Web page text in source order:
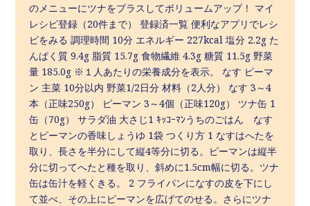
のメニューにツナをプラスしてボリュームアップ！ マイ
レシピ登録（20件まで） 登録済一覧 便利なアプリでレシ
ピをみる 調理時間 10分 エネルギー 227kcal 塩分 2.2g た
んぱく質 9.4g 脂質 15.7g 食物繊維 4.3g 糖質 11.5g 野菜
量 185.0g ※１人あたりの栄養成分を表示。 なす ピーマ
ン 主菜 10分以内 野菜1/2日分 材料（2人分） なす 3～4
本（正味250g） ピーマン 3～4個（正味120g） ツナ缶 1
缶（70g） サラダ油 大さじ1 ｷｯｺｰﾏﾝうちのごはん なす
とピーマンの香味しょうゆ 1袋 つくり方 1 なすはへたを
取り、長さを半分にして縦4等分に切る。ピーマンは縦半
分に切ってへたと種を取り、斜めに1.5cm幅に切る。ツナ
缶は缶汁を軽くきる。 2 フライパンになすの皮を下にし
て並べ、その上にピーマンを広げてのせる。さらにツナ